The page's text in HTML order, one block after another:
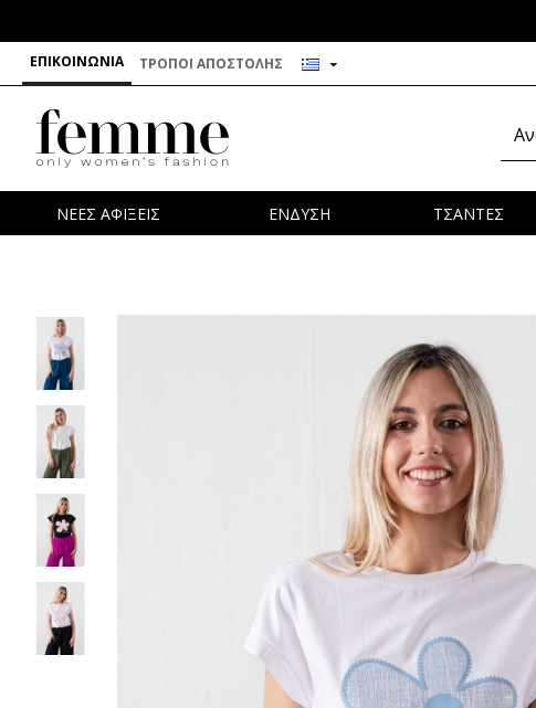
ΕΠΙΚΟΙΝΩΝΊΑ ΤΡΌΠΟΙ ΑΠΟΣΤΟΛΉΣ
ΝΕΕΣ ΑΦΙΞΕΙΣ ΕΝΔΥΣΗ ΤΣΑΝΤΕΣ